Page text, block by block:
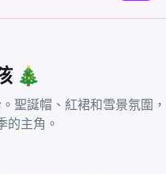
🎄
聖誕帽、紅裙和雪景氛圍，
的主角。